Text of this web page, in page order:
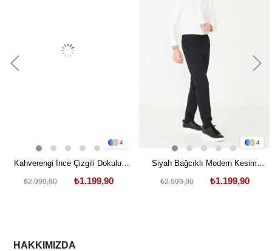
4
Kahverengi İnce Çizgili Dokulu
Casual Pantolon
₺1.199,90
₺2.999,90
4
Siyah Bağcıklı Modern Kesim
₺1.199,90
₺2.999,90
HAKKIMIZDA